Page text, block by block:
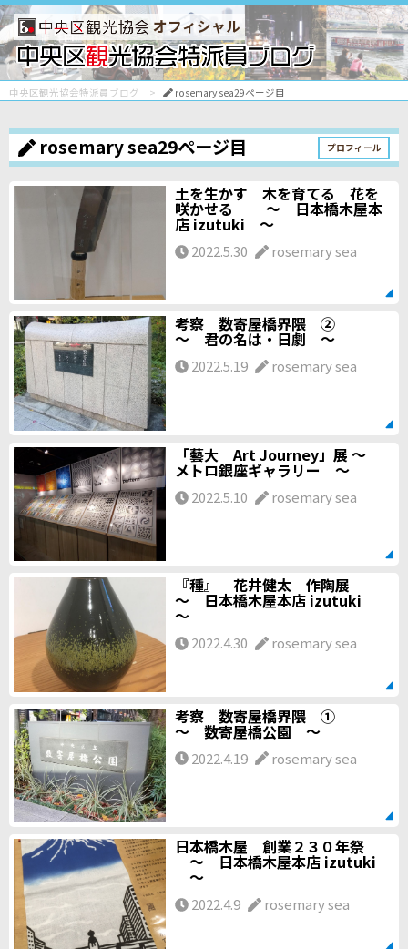
オフィシャル
中央区観光協会特派員ブログ rosemary sea29ページ目
rosemary sea29ページ目 プロフィール
土を生かす 木を育てる 花を
咲かせる ～ 日本橋木屋本
店 izutuki ～
2022.5.30 rosemary sea
考察 数寄屋橋界隈 ②
～ 君の名は・日劇 ～
2022.5.19 rosemary sea
「藝大 Art Journey」展 ～
メトロ銀座ギャラリー ～
2022.5.10 rosemary sea
『種』 花井健太 作陶展
～ 日本橋木屋本店 izutuki
～
2022.4.30 rosemary sea
考察 数寄屋橋界隈 ①
～ 数寄屋橋公園 ～
2022.4.19 rosemary sea
日本橋木屋 創業２３０年祭
～ 日本橋木屋本店 izutuki
～
2022.4.9 rosemary sea